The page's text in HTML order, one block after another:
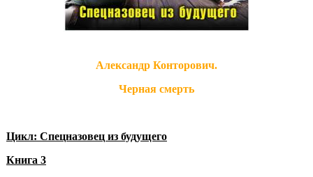
Александр Конторович.
Черная смерть
Цикл: Спецназовец из будущего
Книга 3